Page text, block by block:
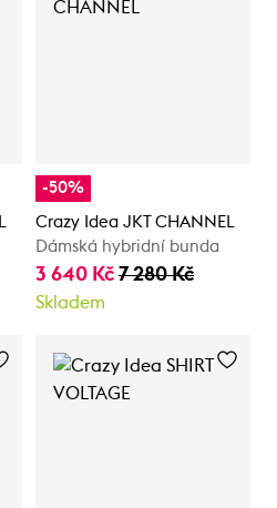
-50%
Crazy Idea JKT CHANNEL
Dámská hybridní bunda
3 640 Kč 7 280 Kč
Skladem